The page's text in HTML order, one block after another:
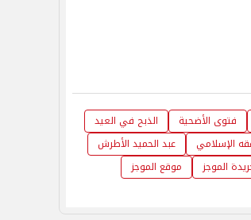
فتوى الأضحية
الذبح في العيد
الإسلامي
عبد الحميد الأطرش
الموجز موقع الموجز